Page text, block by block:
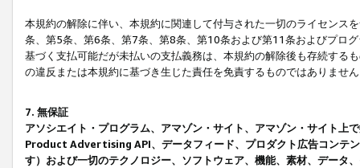
本規約の解除に伴い、本規約に関連して付与された一切のライセンス
条、第5条、第6条、第7条、第8条、第10条および第11条およびプロ
基づく支払可能だが未払いの支払義務は、本規約の解除後も存続する
の違反または本規約に基づき生じた責任を免責するものではありませ
7. 無保証
アソシエイト・プログラム、アマゾン・サイト、アマゾン・サイト上
Product Advertising API、データフィード、プロダクト広告コンテ
す）および一切のテクノロジー、ソフトウェア、機能、素材、データ